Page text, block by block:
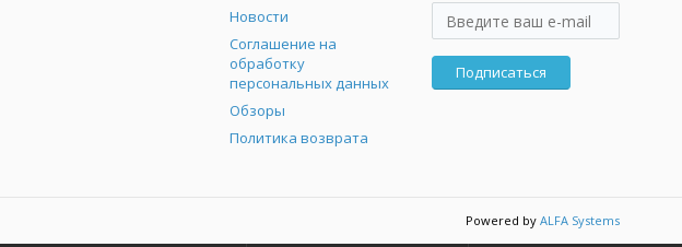
Новости
Соглашение на
обработку
персональных данных
Обзоры
Политика возврата
Подписаться
Powered by ALFA Systems